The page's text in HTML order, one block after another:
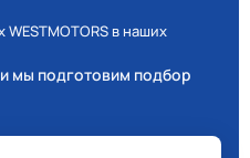
в наших
мы подготовим подбор